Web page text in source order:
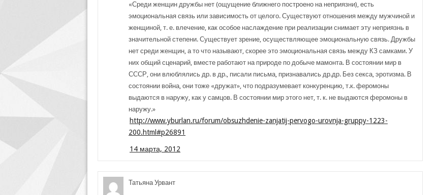
«Среди женщин дружбы нет (ощущение ближнего построено на неприязни), есть
эмоциональная связь или зависимость от целого. Существуют отношения между мужчиной и
женщиной, т. е. влечение, как особое наслаждение при реализации снимает эту неприязнь в
значительной степени. Существует зрение, осуществляющее эмоциональную связь. Дружбы
нет среди женщин, а то что называют, скорее это эмоциональная связь между КЗ самками. У
них общий сценарий, вместе работают на природе по добыче мамонта. В состоянии мир в
СССР, они влюблялись др. в др., писали письма, признавались др.др. Без секса, эротизма. В
состоянии война, они тоже «дружат», что подразумевает конкуренцию, т.к. феромоны
выдаются в наружу, как у самцов. В состоянии мир этого нет, т. к. не выдаются феромоны в
наружу.»
http://www.yburlan.ru/forum/obsuzhdenie-zanjatij-pervogo-urovnja-gruppy-1223-
200.html#p26891
14 марта, 2012
Татьяна Урвант